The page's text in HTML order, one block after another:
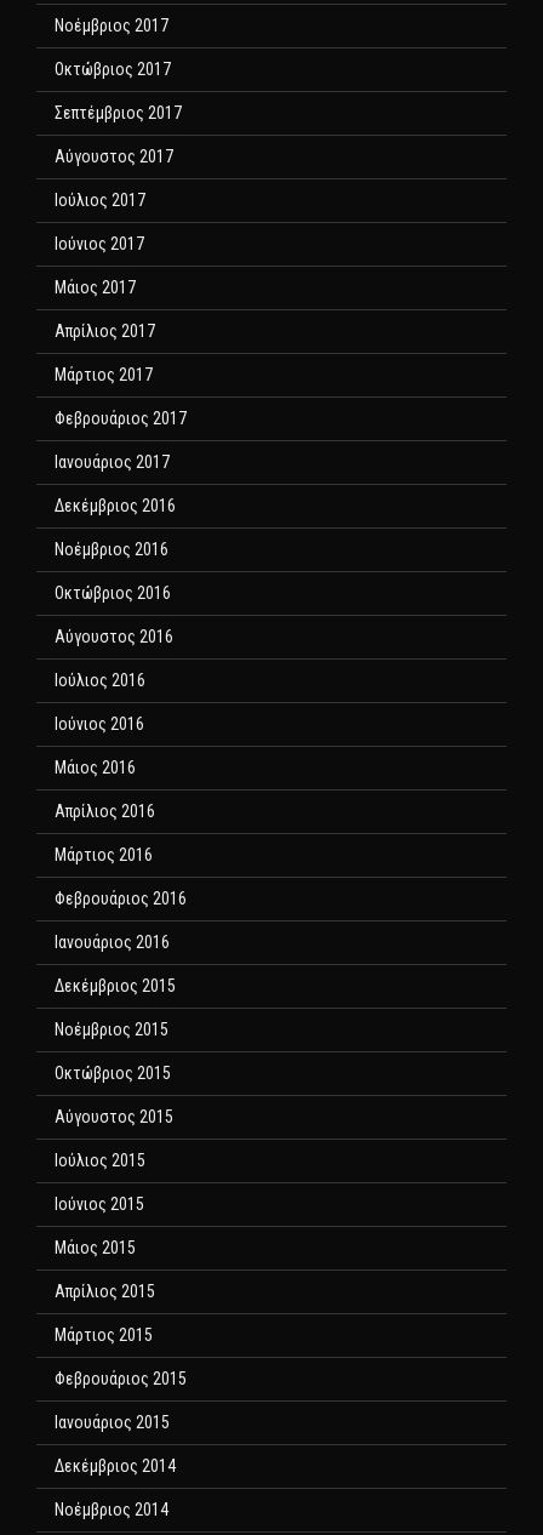
Νοέμβριος 2017
Οκτώβριος 2017
Σεπτέμβριος 2017
Αύγουστος 2017
Ιούλιος 2017
Ιούνιος 2017
Μάιος 2017
Απρίλιος 2017
Μάρτιος 2017
Φεβρουάριος 2017
Ιανουάριος 2017
Δεκέμβριος 2016
Νοέμβριος 2016
Οκτώβριος 2016
Αύγουστος 2016
Ιούλιος 2016
Ιούνιος 2016
Μάιος 2016
Απρίλιος 2016
Μάρτιος 2016
Φεβρουάριος 2016
Ιανουάριος 2016
Δεκέμβριος 2015
Νοέμβριος 2015
Οκτώβριος 2015
Αύγουστος 2015
Ιούλιος 2015
Ιούνιος 2015
Μάιος 2015
Απρίλιος 2015
Μάρτιος 2015
Φεβρουάριος 2015
Ιανουάριος 2015
Δεκέμβριος 2014
Νοέμβριος 2014